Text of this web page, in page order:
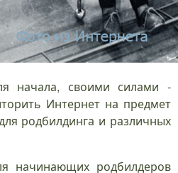
начала, своими силами -
Интернет на предмет
родбилдинга и различных
начинающих родбилдеров